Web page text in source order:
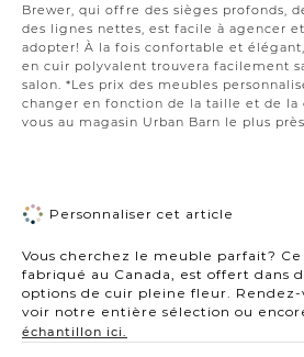
Brewer, qui offre des sièges profonds,
des lignes nettes, est facile à agencer
adopter! À la fois confortable et
en cuir polyvalent trouvera facilement
salon. *Les prix des meubles
changer en fonction de la taille et de la
vous au magasin Urban Barn le plus
Personnaliser cet article
Vous cherchez le meuble parfait? Ce
fabriqué au Canada, est offert dans
options de cuir pleine fleur. Rendez-
voir notre entière sélection ou
échantillon ici.